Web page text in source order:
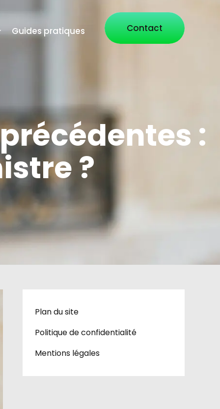
Contact
Guides pratiques
:
?
Plan du site
Politique de confidentialité
Mentions légales